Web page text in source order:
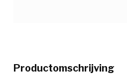
Productomschrijving